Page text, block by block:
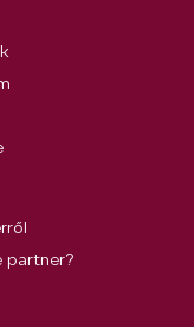
partner?